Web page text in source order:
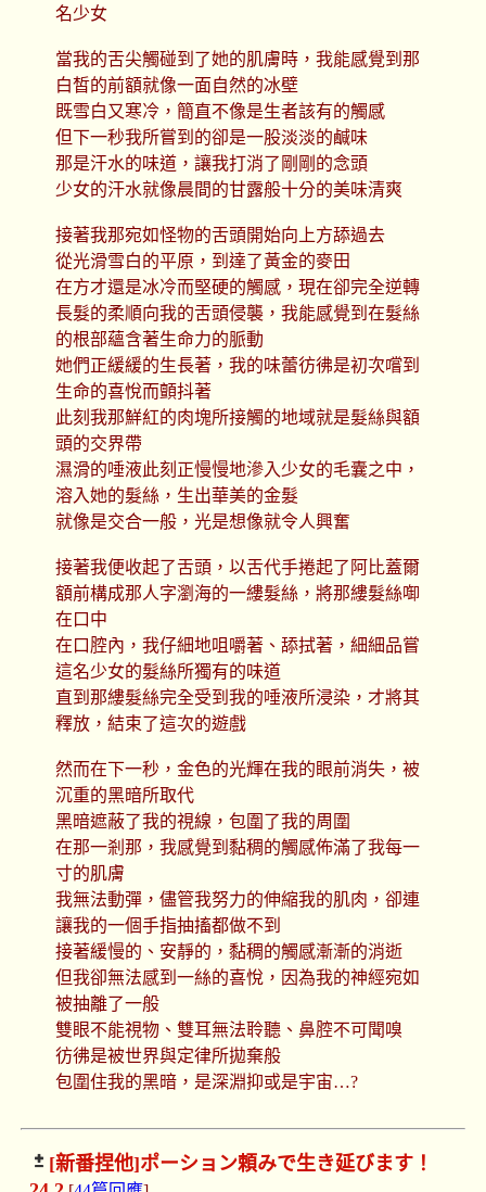
名少女
當我的舌尖觸碰到了她的肌膚時，我能感覺到那
白皙的前額就像一面自然的冰壁
既雪白又寒冷，簡直不像是生者該有的觸感
但下一秒我所嘗到的卻是一股淡淡的鹹味
那是汗水的味道，讓我打消了剛剛的念頭
少女的汗水就像晨間的甘露般十分的美味清爽
接著我那宛如怪物的舌頭開始向上方舔過去
從光滑雪白的平原，到達了黃金的麥田
在方才還是冰冷而堅硬的觸感，現在卻完全逆轉
長髮的柔順向我的舌頭侵襲，我能感覺到在髮絲
的根部蘊含著生命力的脈動
她們正緩緩的生長著，我的味蕾彷彿是初次嚐到
生命的喜悅而顫抖著
此刻我那鮮紅的肉塊所接觸的地域就是髮絲與額
頭的交界帶
濕滑的唾液此刻正慢慢地滲入少女的毛囊之中，
溶入她的髮絲，生出華美的金髮
就像是交合一般，光是想像就令人興奮
接著我便收起了舌頭，以舌代手捲起了阿比蓋爾
額前構成那人字瀏海的一縷髮絲，將那縷髮絲啣
在口中
在口腔內，我仔細地咀嚼著、舔拭著，細細品嘗
這名少女的髮絲所獨有的味道
直到那縷髮絲完全受到我的唾液所浸染，才將其
釋放，結束了這次的遊戲
然而在下一秒，金色的光輝在我的眼前消失，被
沉重的黑暗所取代
黑暗遮蔽了我的視線，包圍了我的周圍
在那一剎那，我感覺到黏稠的觸感佈滿了我每一
寸的肌膚
我無法動彈，儘管我努力的伸縮我的肌肉，卻連
讓我的一個手指抽搐都做不到
接著緩慢的、安靜的，黏稠的觸感漸漸的消逝
但我卻無法感到一絲的喜悅，因為我的神經宛如
被抽離了一般
雙眼不能視物、雙耳無法聆聽、鼻腔不可聞嗅
彷彿是被世界與定律所拋棄般
包圍住我的黑暗，是深淵抑或是宇宙…?
[新番捏他]ポーション頼みで生き延びます！